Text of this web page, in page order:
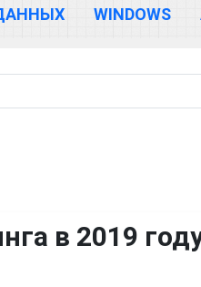
WINDOWS
в 2019